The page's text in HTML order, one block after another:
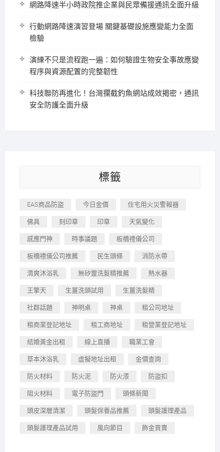
網路降速半小時政院推企業與民眾備援通訊全面升級
行動網路降速演習登場 關鍵基礎設施應變能力全面
檢驗
演練不只是流程跑一遍：如何驗證生物安全事故應變
程序與資源配置的完整韌性
科技聯防再進化！台灣攔截釣魚網站成效揭密，通訊
安全防護全面升級
標籤
EAS商品防盜 今日金價 住宅用火災警報器
佛具 刻印章 印章 天氣變化
感應門神 時事議題 板橋禮儀公司
板橋禮儀公司推薦 民生頭條 消防水帶
清爽沐浴乳 無矽靈洗髮精推薦 熱水器
王擎天 生薑洗頭試用 生薑洗髮精
社群話題 神明桌 神桌 租公司地址
租商業登記地址 租工商地址 租營業登記地址
結婚黃金出租 線上直播 職業工會
草本沐浴乳 虛擬地址出租 金價查詢
防火材料 防火泥 防火漆 防盜扣
阻火材料 電子防盜門 頭條新聞
頭皮深層清潔 頭髮保養品推薦 頭髮護理產品
頭髮護理產品試用 風向節目 飾金買賣